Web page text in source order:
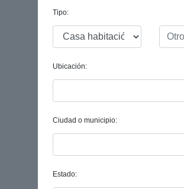
Tipo:
Ubicación:
Ciudad o municipio:
Estado: